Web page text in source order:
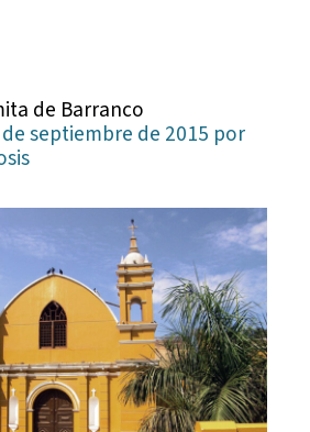
de Barranco
septiembre de 2015 por